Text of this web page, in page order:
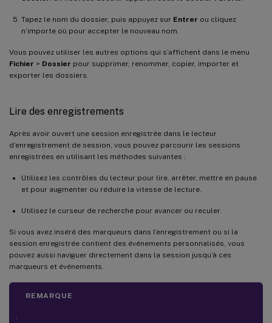
Tapez le nom du dossier, puis appuyez sur Entrer ou cliquez
n’importe où pour accepter le nouveau nom.
Vous pouvez utiliser les autres options qui s’affichent dans le menu
Fichier > Dossier pour supprimer, renommer, copier, importer et
exporter les dossiers.
Lire des enregistrements
Après avoir ouvert une session enregistrée dans le lecteur
d’enregistrement de session, vous pouvez parcourir les sessions
enregistrées en utilisant les méthodes suivantes :
Utilisez les contrôles du lecteur pour lire, arrêter, mettre en pause
et pour augmenter ou réduire la vitesse de lecture.
Utilisez le curseur de recherche pour avancer ou reculer.
Si vous avez inséré des marqueurs dans l’enregistrement ou si la
session enregistrée contient des événements personnalisés, vous
pouvez aussi naviguer directement dans la session jusqu’à ces
marqueurs et événements.
REMARQUE
: